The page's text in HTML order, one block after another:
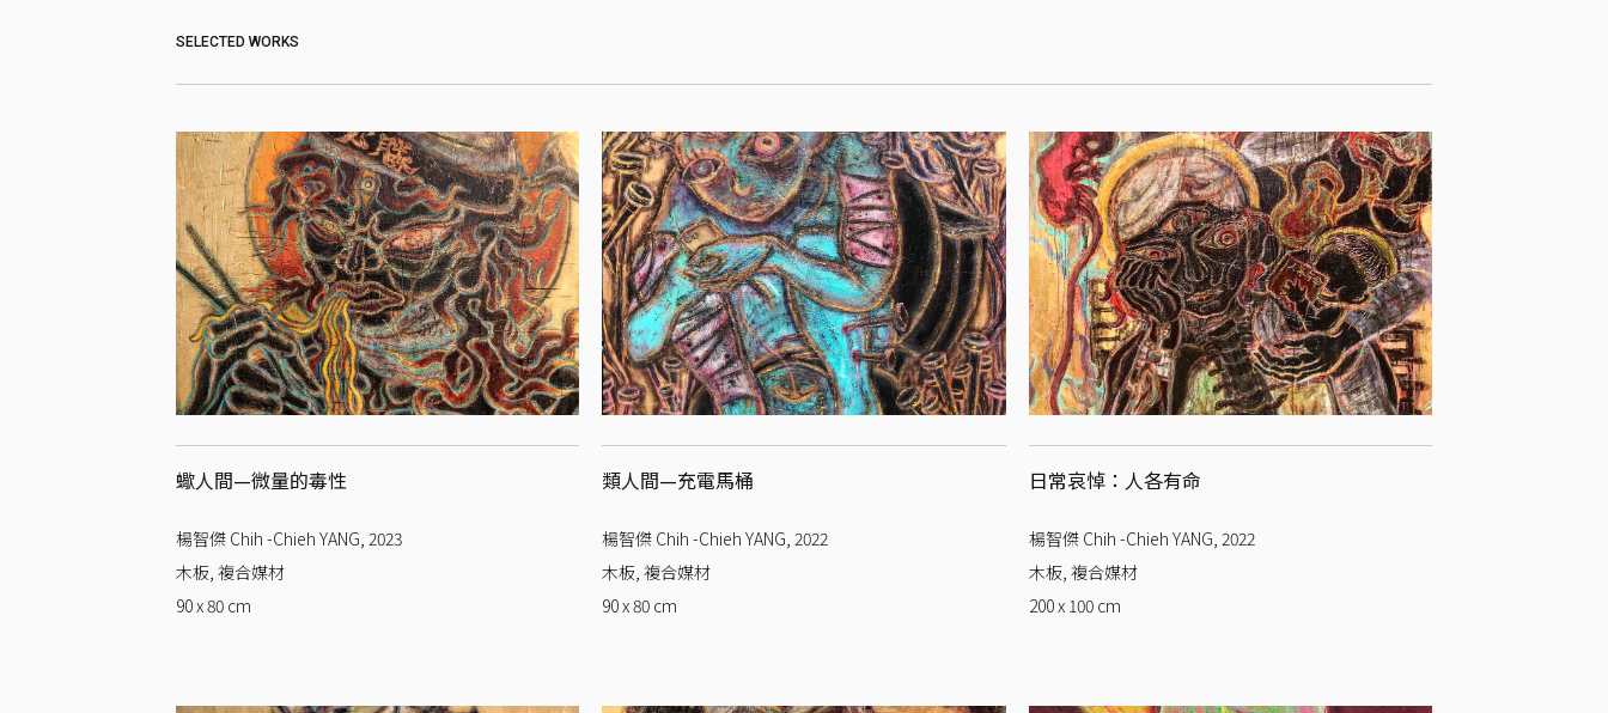
SELECTED WORKS
蠍人間—微量的毒性
楊智傑 Chih -Chieh YANG 2023
木板, 複合媒材
90 x 80 cm
類人間—充電馬桶
楊智傑 Chih -Chieh YANG 2022
木板, 複合媒材
90 x 80 cm
日常哀悼：人各有命
楊智傑 Chih -Chieh YANG 2022
木板, 複合媒材
200 x 100cm